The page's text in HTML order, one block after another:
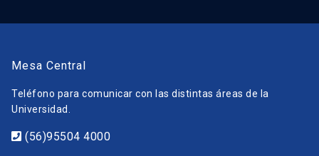
Mesa Central
Teléfono para comunicar con las distintas áreas de la
Universidad.
(56)95504 4000